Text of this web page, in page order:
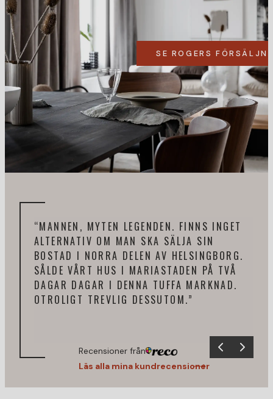
SE ROGERS
“MANNEN, MYTEN LEGENDEN. FINNS INGET
ALTERNATIV OM MAN SKA SÄLJA SIN
BOSTAD I NORRA DELEN AV HELSINGBORG.
SÅLDE VÅRT HUS I MARIASTADEN PÅ TVÅ
DAGAR DAGAR I DENNA TUFFA MARKNAD.
OTROLIGT TREVLIG DESSUTOM.”
Recensioner från
Läs alla mina kundrecensioner